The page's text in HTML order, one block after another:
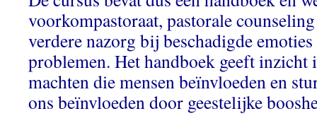
voorkompastoraat, pastorale
verdere nazorg bij beschadigde
problemen. Het handboek geeft inzicht
machten die mensen beïnvloeden en
ons beïnvloeden door geestelijke